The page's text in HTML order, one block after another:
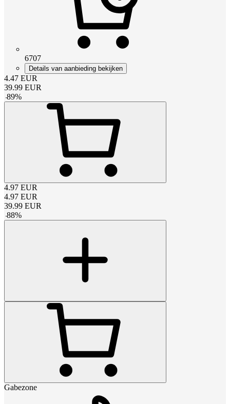
6707
Details van aanbieding bekijken
4.47 EUR
39.99 EUR
-89%
4.97 EUR
4.97 EUR
39.99 EUR
-88%
Gabezone